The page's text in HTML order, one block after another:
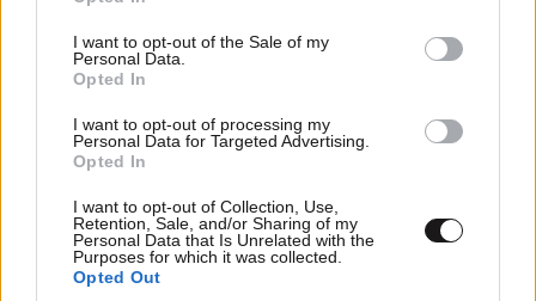
use your data for below specified purposes in below Google
consent section.
I want to opt-out of the Sale of my
Personal Data.
Opted In
I want to opt-out of processing my
Personal Data for Targeted Advertising.
Opted In
I want to opt-out of Collection, Use,
Retention, Sale, and/or Sharing of my
Personal Data that Is Unrelated with the
Purposes for which it was collected.
Opted Out